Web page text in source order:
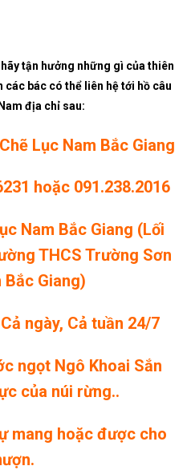
tận hưởng những gì của thiên
bác có thể liên hệ tới hồ câu
địa chỉ sau:
Lục Nam Bắc Giang
hoặc 091.238.2016
Nam Bắc Giang (Lối
THCS Trường Sơn
Bắc Giang)
ngày, Cả tuần 24/7
ngọt Ngô Khoai Sắn
của núi rừng..
mang hoặc được cho